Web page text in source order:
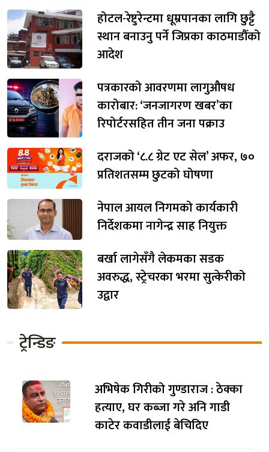
होटल-रेष्टुरेन्टमा धूम्रपानका लागि छुट्टै
स्थान बनाउनु पर्ने जिप्रका काठमाडौँको
आदेश
पत्रकारको आवरणमा लागुऔषध
कारोबार: ‘जनजागरण खबर’का
रिपोर्टरसहित तीन जना पक्राउ
दराजको ‘८.८ ग्रेट एट सेल’ अफर, ७०
प्रतिशतसम्म छुटको घोषणा
नेपाल आयल निगमको कार्यकारी
निर्देशकमा नागेन्द्र साह नियुक्त
बर्खा लागेसँगै लेकमका सडक
अवरुद्ध, स्ट्रेचरका भरमा सुत्केरीको
उद्वार
ट्रेन्डिङ
अभिषेक गिरीको गुण्डाराज : ठेक्का
हत्याए, घर कब्जा गरे अनि गाडी
काटेर कवाडीलाई बेचिदिए